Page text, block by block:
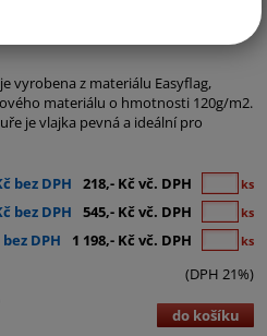
vyrobena z materiálu Easyflag,
materiálu o hmotnosti 120g/m2.
je vlajka pevná a ideální pro
bez DPH 218,- Kč vč. DPH ks
bez DPH 545,- Kč vč. DPH ks
DPH 1 198,- Kč vč. DPH ks
(DPH 21%)
do košíku